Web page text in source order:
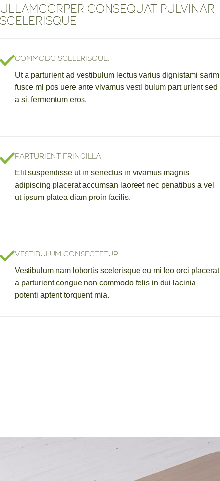
ULLAMCORPER CONSEQUAT PULVINAR
SCELERISQUE
COMMODO SCELERISQUE.
Ut a parturient ad vestibulum lectus varius dignistami sarim
fusce mi pos uere ante vivamus vesti bulum part urient sed
a sit fermentum eros.
PARTURIENT FRINGILLA.
Elit suspendisse ut in senectus in vivamus magnis
adipiscing placerat accumsan laoreet nec penatibus a vel
ut ipsum platea diam proin facilis.
VESTIBULUM CONSECTETUR.
Vestibulum nam lobortis scelerisque eu mi leo orci placerat
a parturient congue non commodo felis in dui lacinia
potenti aptent torquent mia.